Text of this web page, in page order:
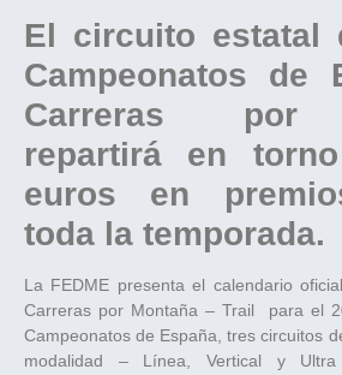
El circuito estatal
Campeonatos de
Carreras por
repartirá en
euros en
toda la temporada.
La FEDME presenta el calendario
Carreras por Montaña – Trail para el
Campeonatos de España, tres circuitos
modalidad – Línea, Vertical y